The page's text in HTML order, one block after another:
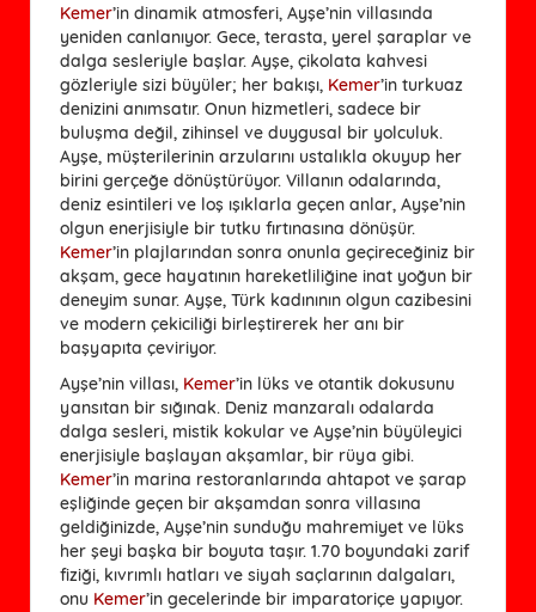
Kemer’in dinamik atmosferi, Ayşe’nin villasında
yeniden canlanıyor. Gece, terasta, yerel şaraplar ve
dalga sesleriyle başlar. Ayşe, çikolata kahvesi
gözleriyle sizi büyüler; her bakışı, Kemer’in turkuaz
denizini anımsatır. Onun hizmetleri, sadece bir
buluşma değil, zihinsel ve duygusal bir yolculuk.
Ayşe, müşterilerinin arzularını ustalıkla okuyup her
birini gerçeğe dönüştürüyor. Villanın odalarında,
deniz esintileri ve loş ışıklarla geçen anlar, Ayşe’nin
olgun enerjisiyle bir tutku fırtınasına dönüşür.
Kemer’in plajlarından sonra onunla geçireceğiniz bir
akşam, gece hayatının hareketliliğine inat yoğun bir
deneyim sunar. Ayşe, Türk kadınının olgun cazibesini
ve modern çekiciliği birleştirerek her anı bir
başyapıta çeviriyor.
Ayşe’nin villası, Kemer’in lüks ve otantik dokusunu
yansıtan bir sığınak. Deniz manzaralı odalarda
dalga sesleri, mistik kokular ve Ayşe’nin büyüleyici
enerjisiyle başlayan akşamlar, bir rüya gibi.
Kemer’in marina restoranlarında ahtapot ve şarap
eşliğinde geçen bir akşamdan sonra villasına
geldiğinizde, Ayşe’nin sunduğu mahremiyet ve lüks
her şeyi başka bir boyuta taşır. 1.70 boyundaki zarif
fiziği, kıvrımlı hatları ve siyah saçlarının dalgaları,
onu Kemer’in gecelerinde bir imparatoriçe yapıyor.